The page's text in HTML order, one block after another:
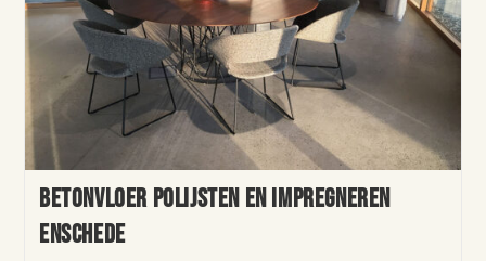
Betonvloer polijsten en impregneren
Enschede